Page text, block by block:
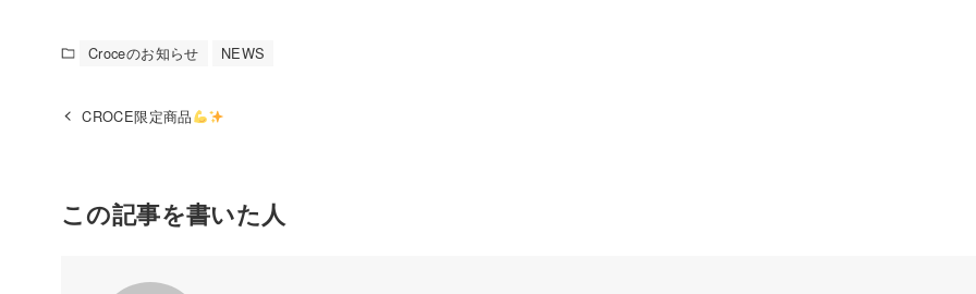
Croceのお知らせ NEWS
CROCE限定商品
この記事を書いた人